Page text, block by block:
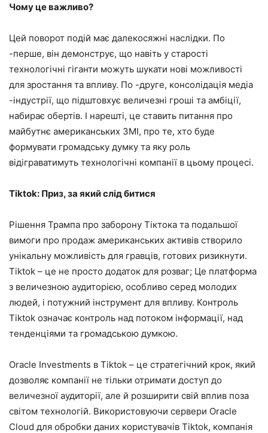
Чому це важливо?
Цей поворот подій має далекосяжні наслідки. По
-перше, він демонструє, що навіть у старості
технологічні гіганти можуть шукати нові можливості
для зростання та впливу. По -друге, консолідація медіа
-індустрії, що підштовхує величезні гроші та амбіції,
набирає обертів. І нарешті, це ставить питання про
майбутнє американських ЗМІ, про те, хто буде
формувати громадську думку та яку роль
відіграватимуть технологічні компанії в цьому процесі.
Tiktok: Приз, за ​​який слід битися
Рішення Трампа про заборону Тіктока та подальшої
вимоги про продаж американських активів створило
унікальну можливість для гравців, готових ризикнути.
Tiktok – це не просто додаток для розваг; Це платформа
з величезною аудиторією, особливо серед молодих
людей, і потужний інструмент для впливу. Контроль
Tiktok означає контроль над потоком інформації, над
тенденціями та громадською думкою.
Oracle Investments в Tiktok – це стратегічний крок, який
дозволяє компанії не тільки отримати доступ до
величезної аудиторії, але й розширити свій вплив поза
світом технологій. Використовуючи сервери Oracle
Cloud для обробки даних користувачів Tiktok, компанія